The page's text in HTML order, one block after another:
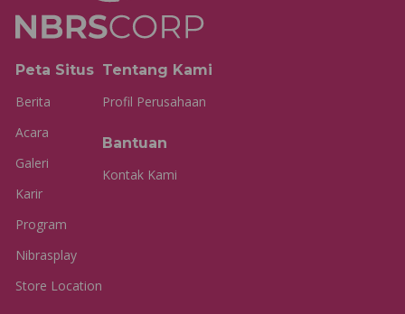
Peta Situs
Berita
Acara
Galeri
Karir
Program
Nibrasplay
Store Location
Tentang Kami
Profil Perusahaan
Bantuan
Kontak Kami